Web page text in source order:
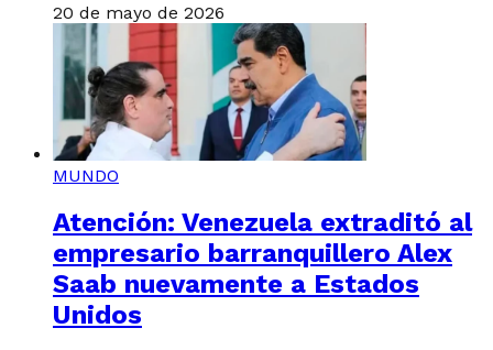
20 de mayo de 2026
MUNDO
Atención: Venezuela extraditó al
empresario barranquillero Alex
Saab nuevamente a Estados
Unidos